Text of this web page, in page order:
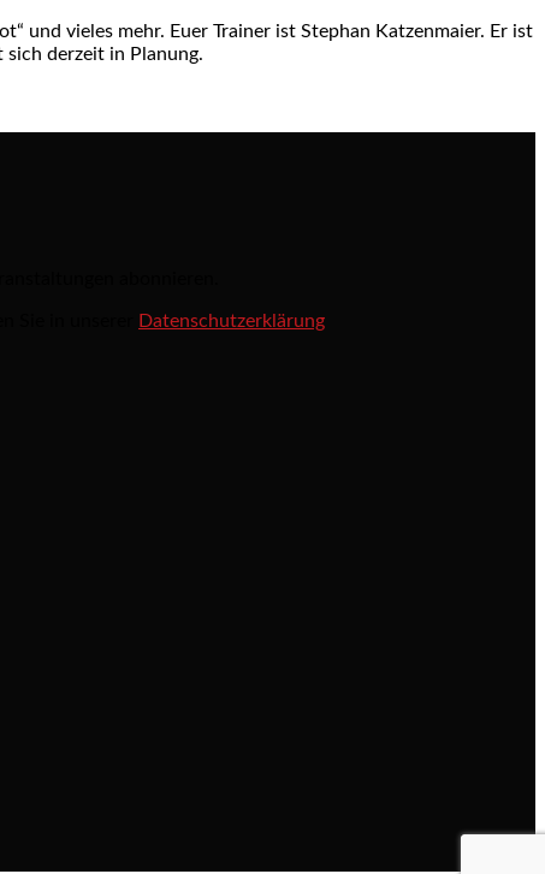
und vieles mehr. Euer Trainer ist Stephan Katzenmaier. Er ist
derzeit in Planung.
Datenschutzerklärung